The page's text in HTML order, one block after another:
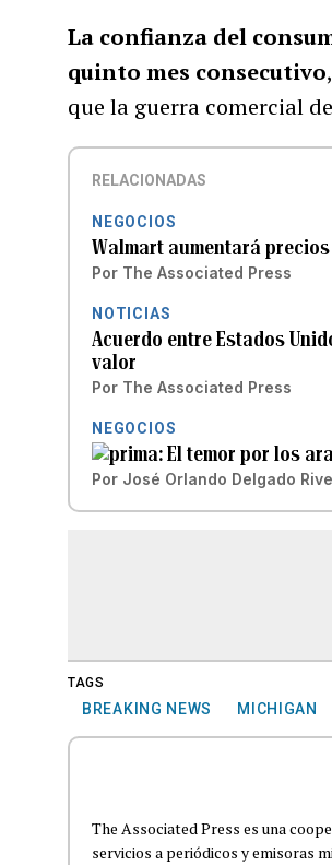
La confianza del
quinto mes consecutivo
que la guerra comercial
RELACIONADAS
NEGOCIOS
Walmart aumentará
Por The Associated Press
NOTICIAS
Acuerdo entre Estados
valor
Por The Associated Press
NEGOCIOS
El temor por los
Por José Orlando Delgado
TAGS
BREAKING NEWS MICHIGAN
The Associated Press es una
servicios a periódicos y emisoras